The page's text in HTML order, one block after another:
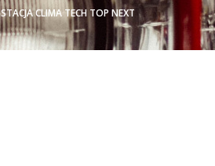
STACJA CLIMA TECH TOP NEXT